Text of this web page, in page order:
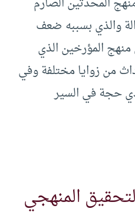
والذي بسببه ضعف
المؤرخين الذي
من زوايا مختلفة وفي
حجة في السير
المنهجي